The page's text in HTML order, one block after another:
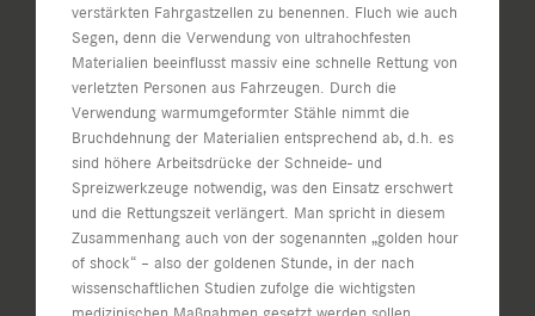
verstärkten Fahrgastzellen zu benennen. Fluch wie auch
Segen, denn die Verwendung von ultrahochfesten
Materialien beeinflusst massiv eine schnelle Rettung von
verletzten Personen aus Fahrzeugen. Durch die
Verwendung warmumgeformter Stähle nimmt die
Bruchdehnung der Materialien entsprechend ab, d.h. es
sind höhere Arbeitsdrücke der Schneide- und
Spreizwerkzeuge notwendig, was den Einsatz erschwert
und die Rettungszeit verlängert. Man spricht in diesem
Zusammenhang auch von der sogenannten „golden hour
of shock“ – also der goldenen Stunde, in der nach
wissenschaftlichen Studien zufolge die wichtigsten